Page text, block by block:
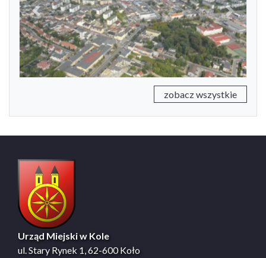
Previous Next
zobacz wszystkie
Urząd Miejski w Kole
ul. Stary Rynek 1, 62-600 Koło